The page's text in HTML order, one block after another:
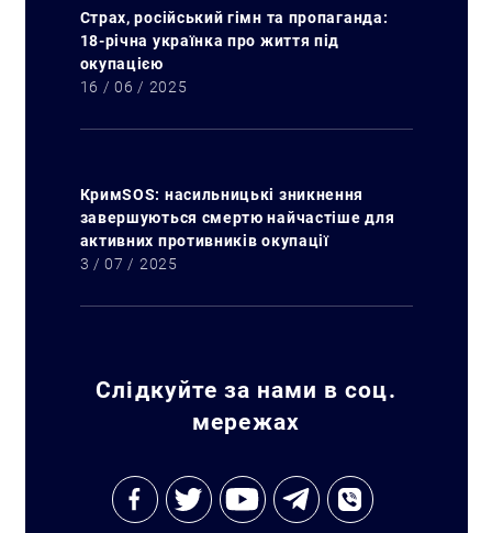
Страх, російський гімн та пропаганда:
18-річна українка про життя під
окупацією
16 / 06 / 2025
КримSOS: насильницькі зникнення
завершуються смертю найчастіше для
активних противників окупації
3 / 07 / 2025
Слідкуйте за нами в соц.
мережах